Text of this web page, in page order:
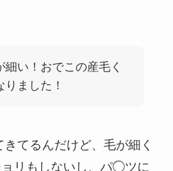
細い！おでこの産毛く
りました！
てるんだけど、毛が細く
リもしないし、パ◯ツに